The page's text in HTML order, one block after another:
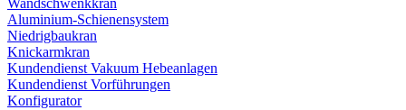
Wandschwenkkran
Aluminium-Schienensystem
Niedrigbaukran
Knickarmkran
Kundendienst Vakuum Hebeanlagen
Kundendienst Vorführungen
Konfigurator